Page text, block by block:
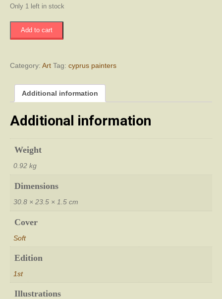
Only 1 left in stock
Ζωγραφιστά
και
Α.
Στυλιανού
Painted
Memoirs
and
J.A.
(softback)
Add to cart
Category: Art Tag: cyprus painters
Additional information
Additional information
Weight
0.92 kg
Dimensions
30.8 × 23.5 × 1.5 cm
Cover
Soft
Edition
1st
Illustrations